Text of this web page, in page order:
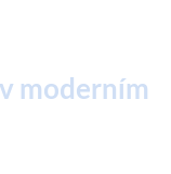
moderním